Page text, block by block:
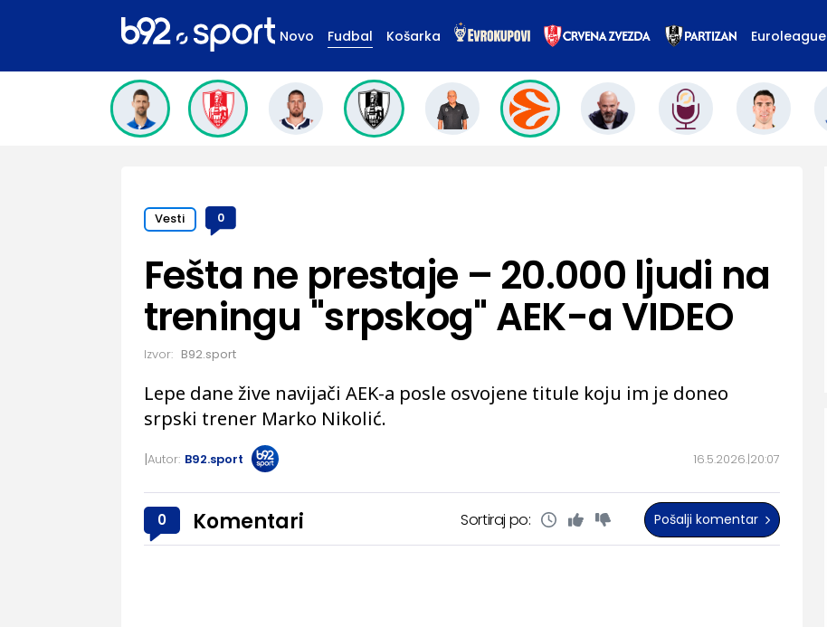
Novo Fudbal Košarka Euroleague
Vesti 0
16.5.2026. 20:07
Fešta ne prestaje – 20.000 ljudi na
treningu "srpskog" AEK-a VIDEO
Lepe dane žive navijači AEK-a posle osvojene titule koju im je doneo
srpski trener Marko Nikolić.
Izvor: B92.sport
Autor: B92.sport
0 Komentari Sortiraj po: Pošalji komentar